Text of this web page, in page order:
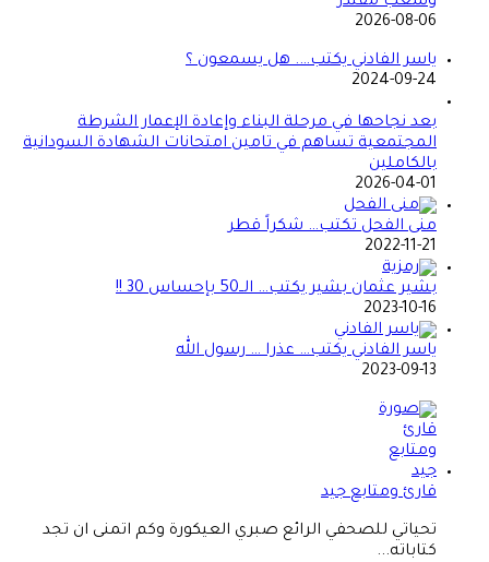
2026-08-06
ياسر الفادني يكتب…. هل يسمعون ؟
2024-09-24
بعد نجاحها في مرحلة البناء وإعادة الإعمار الشرطة
المجتمعية تساهم في تامين امتحانات الشهادة السودانية
بالكاملين
2026-04-01
منى الفحل تكتب… شكراً قطر
2022-11-21
بشير عثمان بشير يكتب… الــ50 بإحساس 30 !!
2023-10-16
ياسر الفادني يكتب… عذرا … رسول الله
2023-09-13
قارئ ومتابع جيد
تحياتي للصحفي الرائع صبري العيكورة وكم اتمنى ان تجد
كتاباته...